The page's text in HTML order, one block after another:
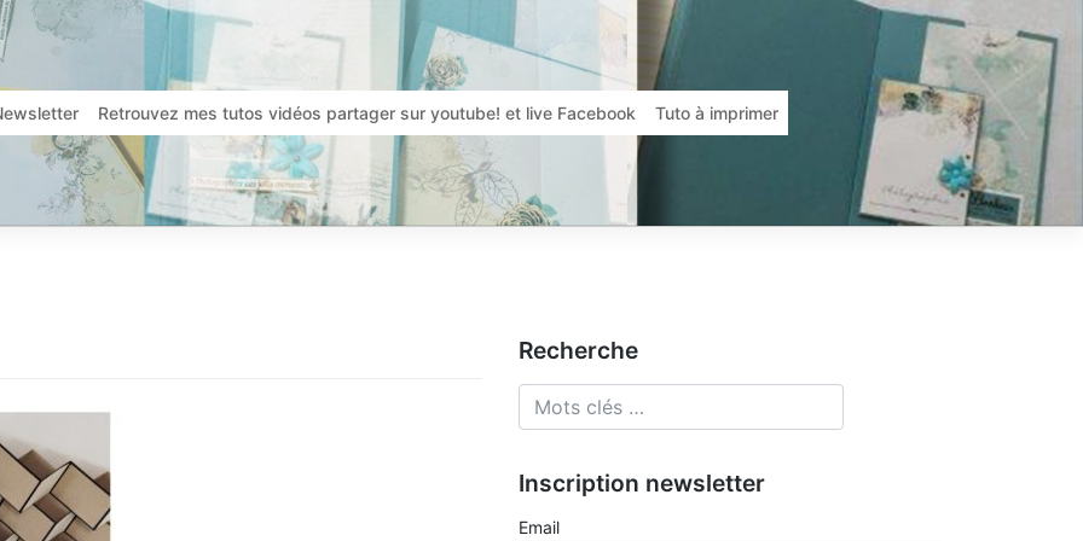
Retrouvez mes tutos vidéos partager sur youtube! et live Facebook Tuto à imprimer
Recherche
Inscription newsletter
Email